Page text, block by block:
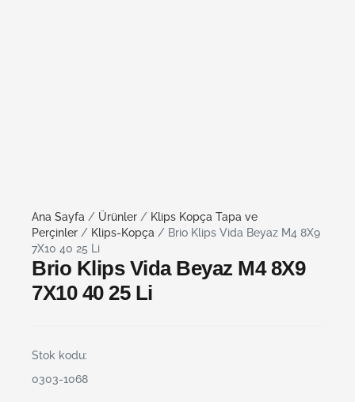
Ana Sayfa / Ürünler / Klips Kopça Tapa ve
Perçinler / Klips-Kopça / Brio Klips Vida Beyaz M4 8X9
7X10 40 25 Li
Brio Klips Vida Beyaz M4 8X9
7X10 40 25 Li
Stok kodu:
0303-1068